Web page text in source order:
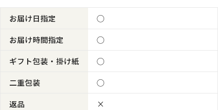
お届け日指定
◯
お届け時間指定
◯
ギフト包装・掛け紙
◯
二重包装
◯
返品
×